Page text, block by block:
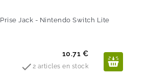
Prise Jack - Nintendo Switch Lite
Prix
10.71 €
 2 articles en stock